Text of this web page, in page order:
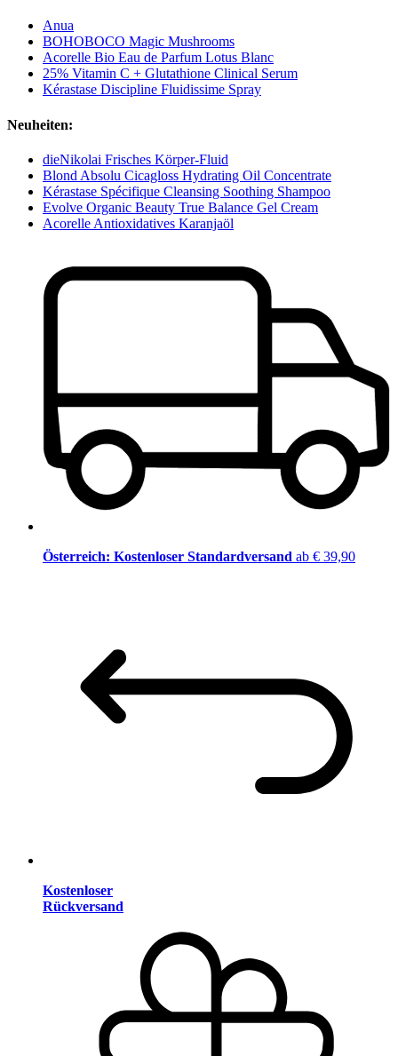
Anua
BOHOBOCO Magic Mushrooms
Acorelle Bio Eau de Parfum Lotus Blanc
25% Vitamin C + Glutathione Clinical Serum
Kérastase Discipline Fluidissime Spray
Neuheiten:
dieNikolai Frisches Körper-Fluid
Blond Absolu Cicagloss Hydrating Oil Concentrate
Kérastase Spécifique Cleansing Soothing Shampoo
Evolve Organic Beauty True Balance Gel Cream
Acorelle Antioxidatives Karanjaöl
Österreich: Kostenloser Standardversand ab € 39,90
Kostenloser
Rückversand